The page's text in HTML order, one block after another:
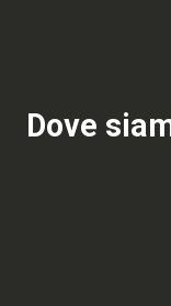
Dove